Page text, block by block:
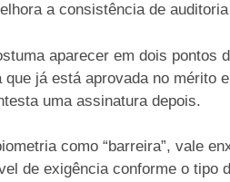
a consistência de
aparecer em dois pontos
já está aprovada no mérito
uma assinatura depois.
como “barreira”, vale
de exigência conforme o tipo